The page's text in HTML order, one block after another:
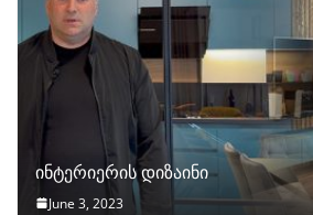
ინტერიერის დიზაინი
June 3, 2023